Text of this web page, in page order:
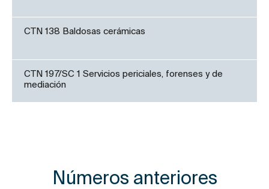
CTN 138 Baldosas cerámicas
CTN 197/SC 1 Servicios periciales, forenses y de
mediación
Números anteriores